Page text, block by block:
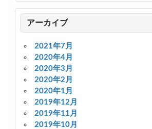
アーカイブ
2021年7月
2020年4月
2020年3月
2020年2月
2020年1月
2019年12月
2019年11月
2019年10月